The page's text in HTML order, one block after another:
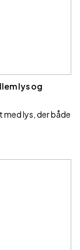
lys og
lys, der både